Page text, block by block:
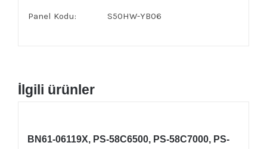
Panel Kodu: S50HW-YB06
İlgili ürünler
BN61-06119X, PS-58C6500, PS-58C7000, PS-